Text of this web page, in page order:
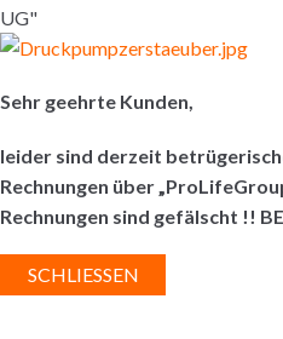
UG"
Sehr geehrte Kunden,
leider sind derzeit
Rechnungen über
Rechnungen sind gefälscht !!
SCHLIESSEN